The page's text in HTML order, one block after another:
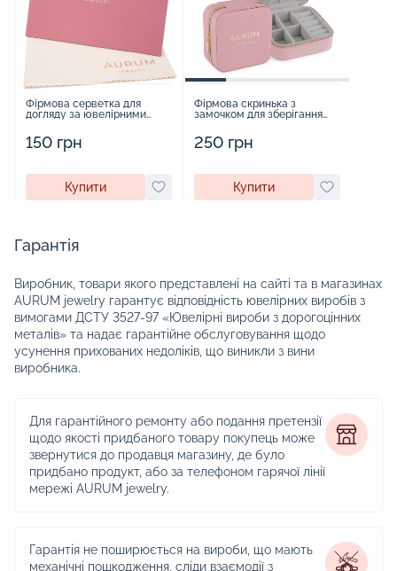
Фірмова серветка для
догляду за ювелірними
150 грн
Купити
Фірмова скринька з
замочком для зберігання
250 грн
Купити
Гарантія
Виробник, товари якого представлені на сайті та в магазинах
AURUM jewelry гарантує відповідність ювелірних виробів з
вимогами ДСТУ 3527-97 «Ювелірні вироби з дорогоцінних
металів» та надає гарантійне обслуговування щодо
усунення прихованих недоліків, що виникли з вини
виробника.
Для гарантійного ремонту або подання претензії
щодо якості придбаного товару покупець може
звернутися до продавця магазину, де було
придбано продукт, або за телефоном гарячої лінії
мережі AURUM jewelry.
Гарантія не поширюється на вироби, що мають
механічні пошкодження, сліди взаємодії з